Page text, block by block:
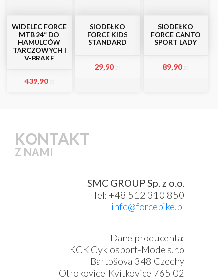
WIDELEC FORCE
MTB 24“ DO
HAMULCÓW
TARCZOWYCH I
V-BRAKE
439,90
SIODEŁKO
FORCE KIDS
STANDARD
29,90
SIODEŁKO
FORCE CANTO
SPORT LADY
89,90
KONTAKT
Z NAMI
SMC GROUP Sp. z o.o.
Tel: +48 512 310 850
info@forcebike.pl
Dane producenta:
KCK Cyklosport-Mode s.r.o
Bartošova 348 Czechy
Otrokovice-Kvítkovice 765 02